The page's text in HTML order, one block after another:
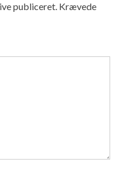
publiceret. Krævede